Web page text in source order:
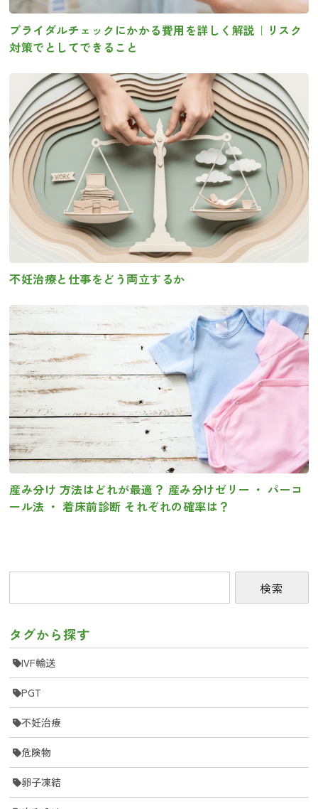
ブライダルチェックにかかる費用を詳しく解説｜リスク
対策でとしてできること
不妊治療と仕事をどう両立するか
産み分け 方法はどれが最適？ 産み分けゼリー ・ パーコ
ール法 ・ 着床前診断 それぞれの確率は？
検索
タグから探す
IVF輸送
PGT
不妊治療
危険物
卵子凍結